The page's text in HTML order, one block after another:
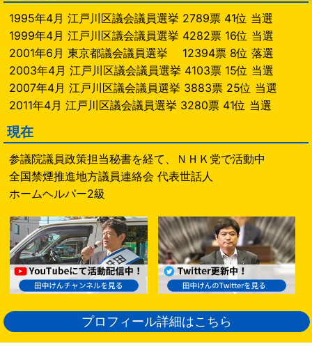
1995年4月 江戸川区議会議員選挙 2789票 41位 当選
1999年4月 江戸川区議会議員選挙 4282票 16位 当選
2001年6月 東京都議会議員選挙 12394票 8位 落選
2003年4月 江戸川区議会議員選挙 4103票 15位 当選
2007年4月 江戸川区議会議員選挙 3883票 25位 当選
2011年4月 江戸川区議会議員選挙 3280票 41位 当選
現在
参議院議員政策担当秘書を経て、ＮＨＫ党で活動中
全国禁煙推進地方議員連絡会 代表世話人
ホームヘルパー2級
プロフィール詳細はこちら